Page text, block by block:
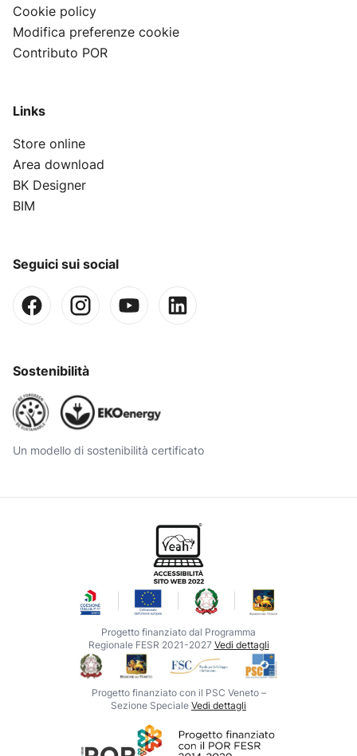
Cookie policy
Modifica preferenze cookie
Contributo POR
Links
Store online
Area download
BK Designer
BIM
Seguici sui social
Sostenibilità
Un modello di sostenibilità certificato
Progetto finanziato dal Programma
Regionale FESR 2021-2027 Vedi dettagli
Progetto finanziato con il PSC Veneto –
Sezione Speciale Vedi dettagli